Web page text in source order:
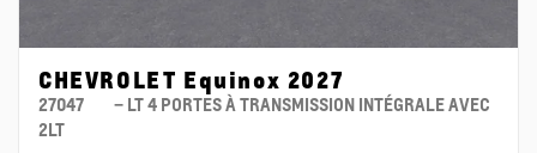
CHEVROLET Equinox 2027
27047
– LT 4 PORTES À TRANSMISSION INTÉGRALE AVEC
2LT